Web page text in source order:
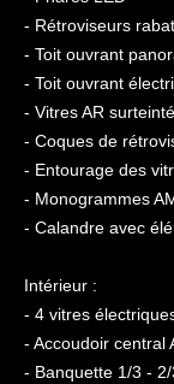
- Rétroviseurs
- Toit ouvrant
- Toit ouvrant
- Vitres AR
- Coques de
- Entourage des
- Monogrammes
- Calandre avec
Intérieur :
- 4 vitres
- Accoudoir central
- Banquette 1/3 - 2/